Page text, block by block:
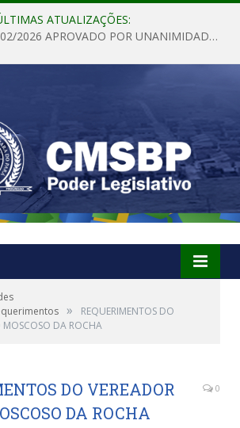
ATUALIZAÇÕES:
PROJETO DE LEI 002/2026 APROVADO POR UNANIMIDADE EM SESSÃO ORDINÁRIA NESTA QUINTA – FEIRA 28 DE MAIO DE 2026
»
REQUERIMENTOS DO
MOSCOSO DA ROCHA
DO VEREADOR
DA ROCHA
0